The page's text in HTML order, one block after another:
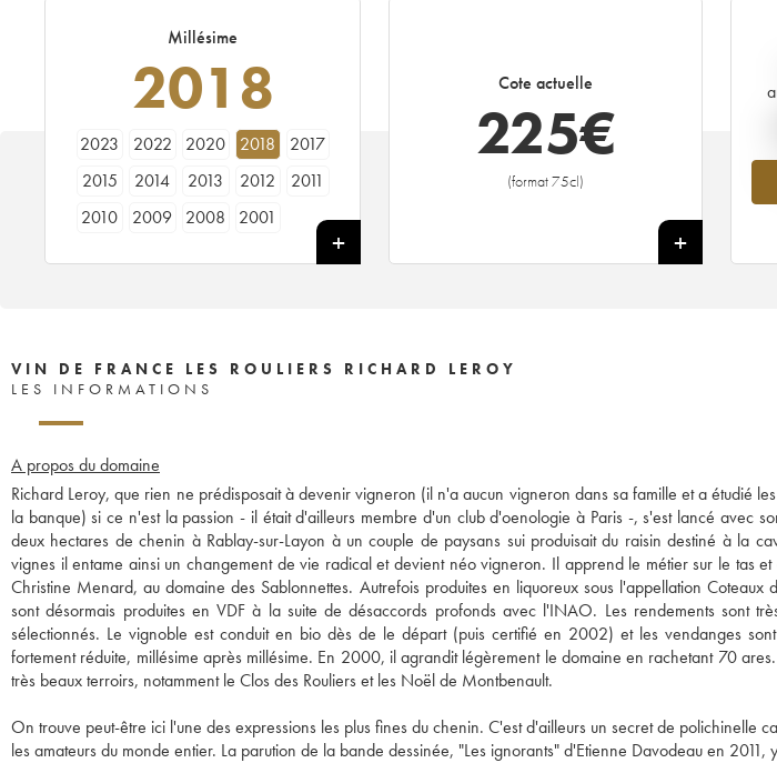
Millésime
2018
2023 2022 2020 2018
2017
2015
2014 2013 2012
2011
2010
2009 2008 2001
Cote actuelle
225€
(format 75cl)
+
VIN DE FRANCE LES ROULIERS RICHARD LEROY
LES INFORMATIONS
A propos du domaine
Richard Leroy, que rien ne prédisposait à devenir vigneron (il n'a aucun vigneron dans sa famille et a étudié
la banque) si ce n'est la passion - il était d'ailleurs membre d'un club d'oenologie à Paris -, s'est lancé avec
deux hectares de chenin à Rablay-sur-Layon à un couple de paysans sui produisait du raisin destiné à la
vignes il entame ainsi un changement de vie radical et devient néo vigneron. Il apprend le métier sur le tas
Christine Menard, au domaine des Sablonnettes. Autrefois produites en liquoreux sous l'appellation Coteaux
sont désormais produites en VDF à la suite de désaccords profonds avec l'INAO. Les rendements sont
sélectionnés. Le vignoble est conduit en bio dès de le départ (puis certifié en 2002) et les vendanges
fortement réduite, millésime après millésime. En 2000, il agrandit légèrement le domaine en rachetant 70
très beaux terroirs, notamment le Clos des Rouliers et les Noël de Montbenault.
On trouve peut-être ici l'une des expressions les plus fines du chenin. C'est d'ailleurs un secret de polichinelle
les amateurs du monde entier. La parution de la bande dessinée, "Les ignorants" d'Etienne Davodeau en 2011,